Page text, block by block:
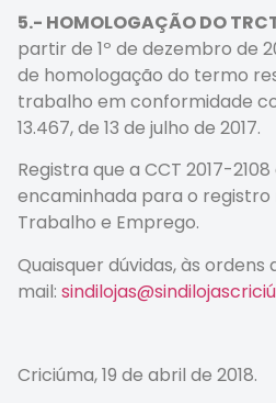
5.- HOMOLOGAÇÃO DO
partir de 1º de dezembro de
de homologação do termo
trabalho em conformidade
13.467, de 13 de julho de 2017.
Registra que a CCT 2017-
encaminhada para o registro
Trabalho e Emprego.
Quaisquer dúvidas, às
mail:
Criciúma, 19 de abril de 2018.